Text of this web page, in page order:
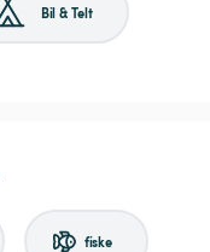
Bil & Telt
fiske